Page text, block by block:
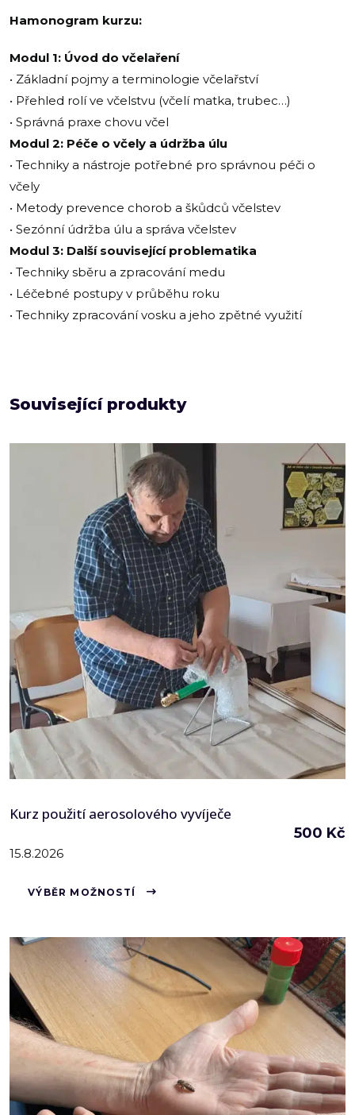
Hamonogram kurzu:
Modul 1: Úvod do včelaření
• Základní pojmy a terminologie včelařství
• Přehled rolí ve včelstvu (včelí matka, trubec…)
• Správná praxe chovu včel
Modul 2: Péče o včely a údržba úlu
• Techniky a nástroje potřebné pro správnou péči o
včely
• Metody prevence chorob a škůdců včelstev
• Sezónní údržba úlu a správa včelstev
Modul 3: Další související problematika
• Techniky sběru a zpracování medu
• Léčebné postupy v průběhu roku
• Techniky zpracování vosku a jeho zpětné využití
Související produkty
Kurz použití aerosolového vyvíječe
500 Kč
15.8.2026
VÝBĚR MOŽNOSTÍ
variant.
Možnosti
vybrat
na
stránce
produktu